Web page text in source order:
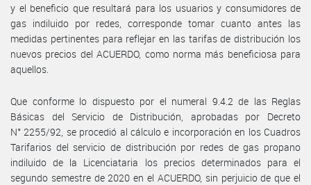
y el beneficio que resultará para los usuarios y consumidores de
gas indiluido por redes, corresponde tomar cuanto antes las
medidas pertinentes para reflejar en las tarifas de distribución los
nuevos precios del ACUERDO, como norma más beneficiosa para
aquellos.
Que conforme lo dispuesto por el numeral 9.4.2 de las Reglas
Básicas del Servicio de Distribución, aprobadas por Decreto
N° 2255/92, se procedió al cálculo e incorporación en los Cuadros
Tarifarios del servicio de distribución por redes de gas propano
indiluido de la Licenciataria los precios determinados para el
segundo semestre de 2020 en el ACUERDO, sin perjuicio de que el